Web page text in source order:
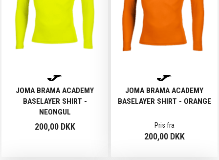
JOMA BRAMA ACADEMY
BASELAYER SHIRT -
NEONGUL
200,00 DKK
JOMA BRAMA ACADEMY
BASELAYER SHIRT - ORANGE
Pris fra
200,00 DKK